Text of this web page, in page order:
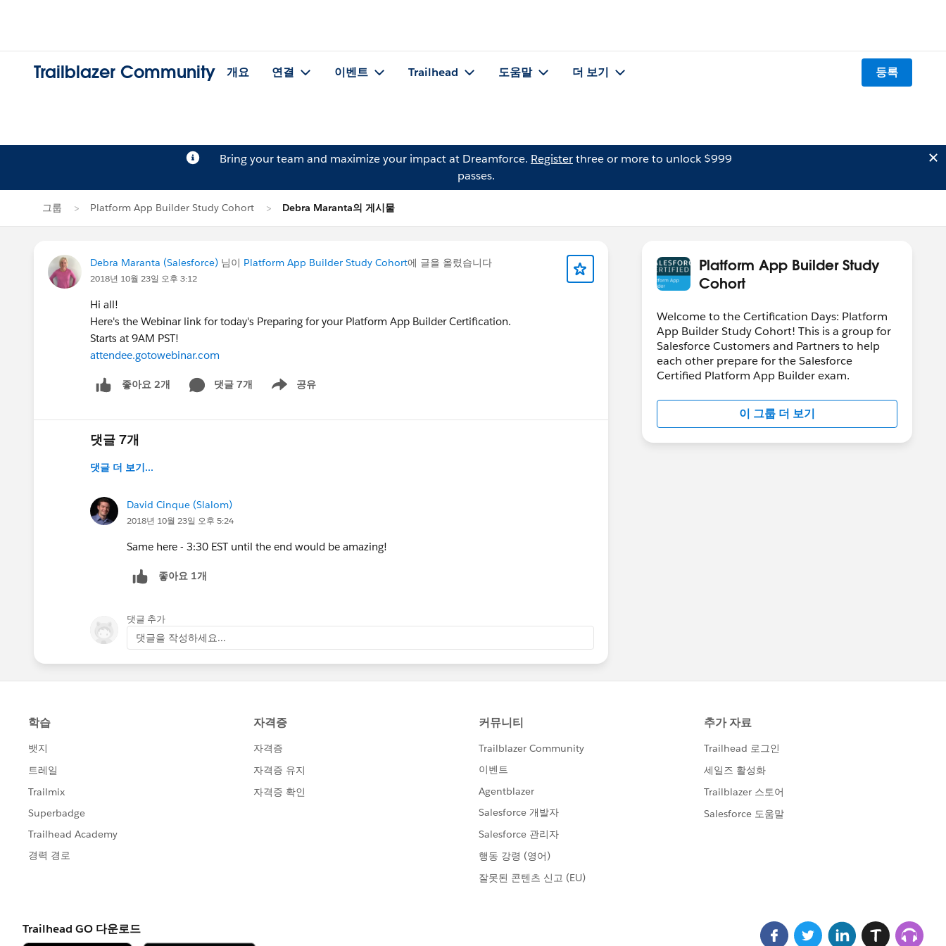
Trailblazer Community 개요 연결 이벤트 Trailhead 도움말 더 보기 등록
Bring your team and maximize your impact at Dreamforce. Registerthree or more to unlock $999
passes.
그룹 Platform App Builder Study Cohort Debra Maranta의 게시물
Debra Maranta (Salesforce) 님이 Platform App Builder Study Cohort에 글을 올렸습니다
2018년 10월 23일 오후 3:12
Hi all!
Here's the Webinar link for today's Preparing for your Platform App Builder Certification.
Starts at 9AM PST!
attendee.gotowebinar.com
좋아요 2개 댓글 7개 공유
Show menu
댓글 7개
댓글 더 보기...
David Cinque (Slalom)
2018년 10월 23일 오후 5:24
Same here - 3:30 EST until the end would be amazing!
좋아요 1개
댓글 추가
댓글을 작성하세요...
Platform App Builder Study
Cohort
Welcome to the Certification Days: Platform
App Builder Study Cohort! This is a group for
Salesforce Customers and Partners to help
each other prepare for the Salesforce
Certified Platform App Builder exam.
이 그룹 더 보기